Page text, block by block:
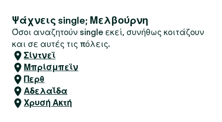
Ψάχνεις single; Μελβούρνη
Όσοι αναζητούν single εκεί, συνήθως κοιτάζουν
και σε αυτές τις πόλεις.
Σίντνεϊ
Μπρίσμπεϊν
Περθ
Αδελαΐδα
Χρυσή Ακτή